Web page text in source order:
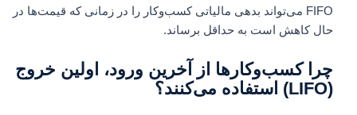
FIFO می‌تواند بدهی مالیاتی کسب‌وکار را در زمانی که قیمت‌ها در
حال کاهش است به حداقل برساند.
چرا کسب‌وکارها از آخرین ورود، اولین خروج